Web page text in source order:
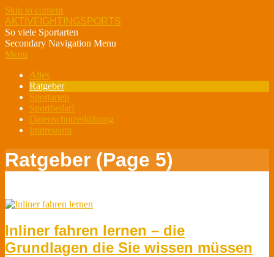
Skip to content
AKTIVFIGHTINGSPORTS
So viele Sportarten
Secondary Navigation Menu
Menu
Alles
Ratgeber
Sportarten
Sportbedarf
Datenschutzerklärung
Impressum
Ratgeber (Page 5)
Inliner fahren lernen – die
Grundlagen die Sie wissen müssen